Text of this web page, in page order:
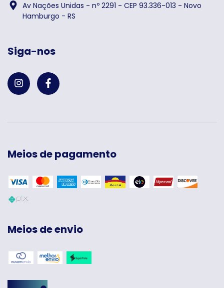
Av Nações Unidas - nº 2291 - CEP 93.336-013 - Novo
Hamburgo - RS
Siga-nos
Meios de pagamento
Meios de envio